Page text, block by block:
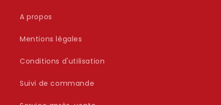
A propos
Mentions légales
Conditions d'utilisation
Suivi de commande